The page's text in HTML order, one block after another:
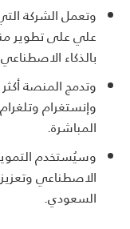
علي على تطوير
بالذكاء
وإنستغرام
المباشرة.
وسيُستخدم
الاصطناعي
السعودي.